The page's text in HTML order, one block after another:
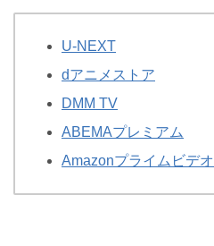
U-NEXT
dアニメストア
DMM TV
ABEMAプレミアム
Amazonプライムビデオ